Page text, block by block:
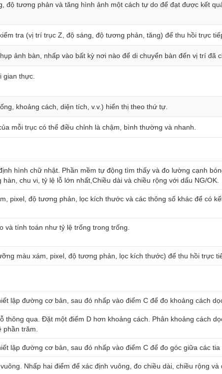
độ tương phản và tăng hình ảnh một cách tự do để đạt được kết
tra (vị trí trục Z, độ sáng, độ tương phản, tăng) để thu hồi trực
ảnh bàn, nhấp vào bất kỳ nơi nào để di chuyển bàn đến vị trí đã
gian thực.
khoảng cách, diện tích, v.v.) hiển thị theo thứ tự.
mỗi trục có thể điều chỉnh là chậm, bình thường và nhanh.
hình chữ nhật. Phần mềm tự động tìm thấy và đo lường cạnh
chu vi, tỷ lệ lỗ lớn nhất,Chiều dài và chiều rộng với dấu NG/OK.
pixel, độ tương phản, lọc kích thước và các thông số khác để có
và tính toán như tỷ lệ trống trong trống.
màu xám, pixel, độ tương phản, lọc kích thước) để thu hồi trực
lập đường cơ bản, sau đó nhấp vào điểm C để đo khoảng cách
thông qua. Đặt một điểm D hơn khoảng cách. Phân khoảng cách
phần trăm.
lập đường cơ bản, sau đó nhấp vào điểm C để đo góc giữa các tia
Nhấp hai điểm để xác định vuông, đo chiều dài, chiều rộng và